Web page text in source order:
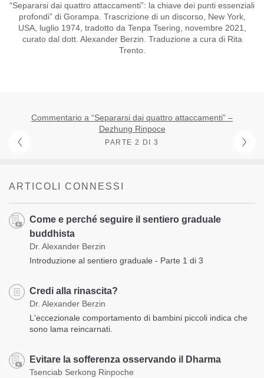
“Separarsi dai quattro attaccamenti”: la chiave dei punti essenziali
profondi” di Gorampa. Trascrizione di un discorso, New York,
USA, luglio 1974, tradotto da Tenpa Tsering, novembre 2021,
curato dal dott. Alexander Berzin. Traduzione a cura di Rita
Trento.
Commentario a “Separarsi dai quattro attaccamenti” –
Dezhung Rinpoce
PARTE 2 DI 3
ARTICOLI CONNESSI
Come e perché seguire il sentiero graduale
buddhista
Dr. Alexander Berzin
Introduzione al sentiero graduale - Parte 1 di 3
Credi alla rinascita?
Dr. Alexander Berzin
L'eccezionale comportamento di bambini piccoli indica che
sono lama reincarnati.
Evitare la sofferenza osservando il Dharma
Tsenciab Serkong Rinpoche